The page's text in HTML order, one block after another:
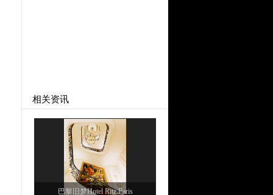
相关资讯
巴黎旧梦Hotel Ritz Paris